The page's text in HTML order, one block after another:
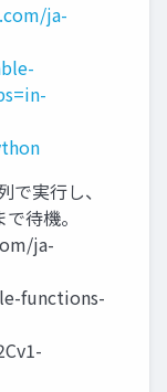
ja-
で実行し、
待機。
ja-
functions-